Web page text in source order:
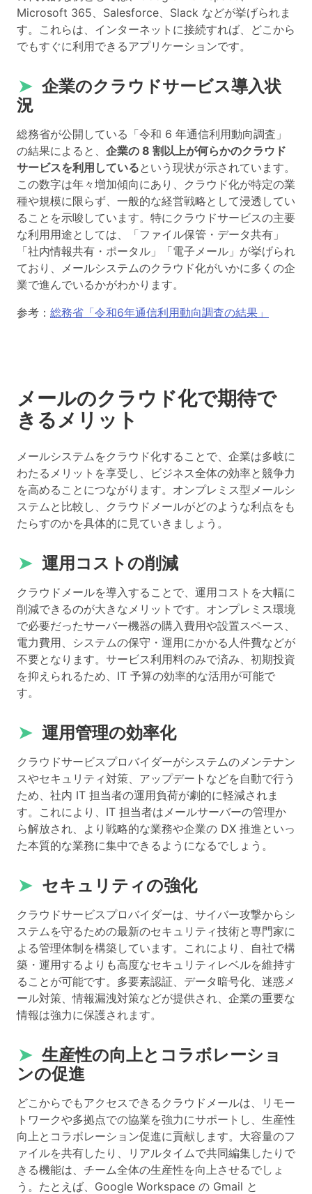
Microsoft 365、Salesforce、Slack などが挙げられま
す。これらは、インターネットに接続すれば、どこから
でもすぐに利用できるアプリケーションです。
➤ 企業のクラウドサービス導入状
況
総務省が公開している「令和 6 年通信利用動向調査」
の結果によると、 企業の 8 割以上が何らかのクラウド
サービスを利用しているという現状が示されています。
この数字は年々増加傾向にあり、クラウド化が特定の業
種や規模に限らず、一般的な経営戦略として浸透してい
ることを示唆しています。特にクラウドサービスの主要
な利用用途としては、「ファイル保管・データ共有」
「社内情報共有・ポータル」「電子メール」が挙げられ
ており、メールシステムのクラウド化がいかに多くの企
業で進んでいるかがわかります。
参考： 総務省「令和6年通信利用動向調査の結果」
メールのクラウド化で期待で
きるメリット
メールシステムをクラウド化することで、企業は多岐に
わたるメリットを享受し、ビジネス全体の効率と競争力
を高めることにつながります。オンプレミス型メールシ
ステムと比較し、クラウドメールがどのような利点をも
たらすのかを具体的に見ていきましょう。
➤ 運用コストの削減
クラウドメールを導入することで、運用コストを大幅に
削減できるのが大きなメリットです。オンプレミス環境
で必要だったサーバー機器の購入費用や設置スペース、
電力費用、システムの保守・運用にかかる人件費などが
不要となります。サービス利用料のみで済み、初期投資
を抑えられるため、IT 予算の効率的な活用が可能で
す。
➤ 運用管理の効率化
クラウドサービスプロバイダーがシステムのメンテナン
スやセキュリティ対策、アップデートなどを自動で行う
ため、社内 IT 担当者の運用負荷が劇的に軽減されま
す。これにより、IT 担当者はメールサーバーの管理か
ら解放され、より戦略的な業務や企業の DX 推進といっ
た本質的な業務に集中できるようになるでしょう。
➤ セキュリティの強化
クラウドサービスプロバイダーは、サイバー攻撃からシ
ステムを守るための最新のセキュリティ技術と専門家に
よる管理体制を構築しています。これにより、自社で構
築・運用するよりも高度なセキュリティレベルを維持す
ることが可能です。多要素認証、データ暗号化、迷惑メ
ール対策、情報漏洩対策などが提供され、企業の重要な
情報は強力に保護されます。
➤ 生産性の向上とコラボレーショ
ンの促進
どこからでもアクセスできるクラウドメールは、リモー
トワークや多拠点での協業を強力にサポートし、生産性
向上とコラボレーション促進に貢献します。大容量のフ
ァイルを共有したり、リアルタイムで共同編集したりで
きる機能は、チーム全体の生産性を向上させるでしょ
う。たとえば、Google Workspace の Gmail と